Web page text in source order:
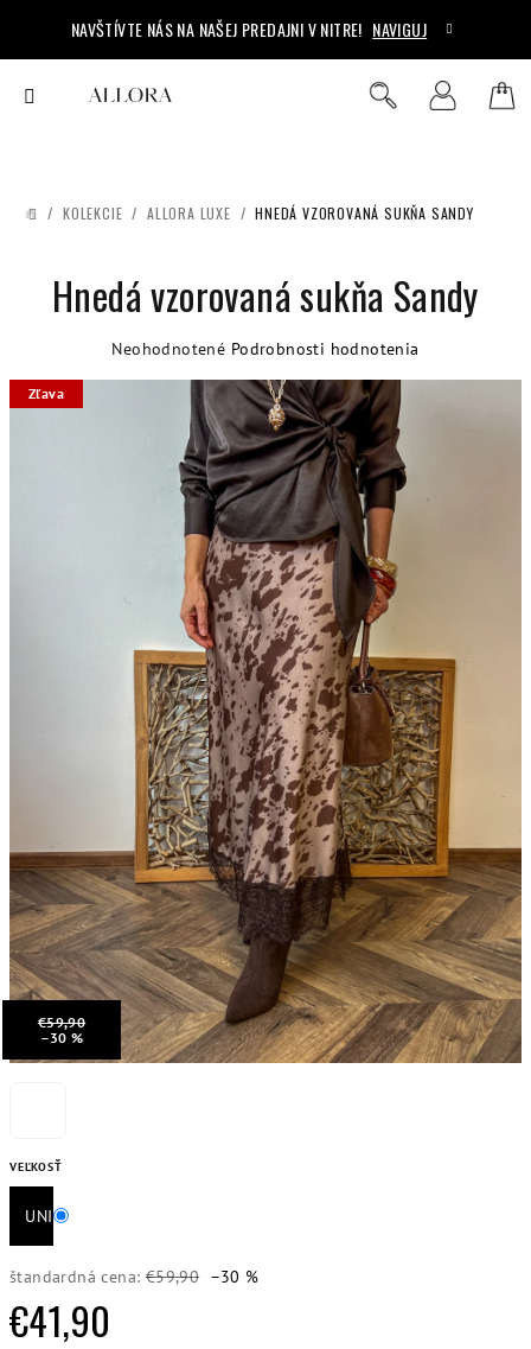
obsah
NAVŠTÍVTE NÁS NA NAŠEJ PREDAJNI V NITRE! NAVIGUJ
DOMOV
/ KOLEKCIE / ALLORA LUXE / HNEDÁ VZOROVANÁ SUKŇA SANDY
VEĽKOSŤ
UNI
štandardná cena: €59,90 –30 %
€41,90
Hnedá vzorovaná sukňa Sandy
Priemerné
hviezdičiek.
Neohodnotené Podrobnosti hodnotenia
Zľava
€59,90
–30 %